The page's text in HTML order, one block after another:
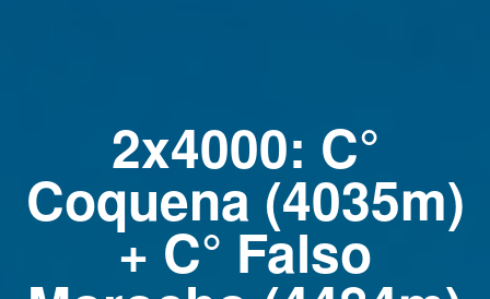
2x4000: C°
Coquena (4035m)
+ C° Falso